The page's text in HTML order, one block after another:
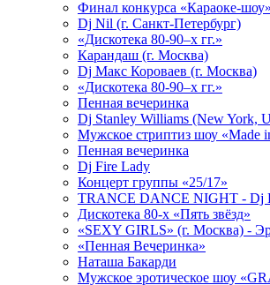
Финал конкурса «Караоке-шоу»
Dj Nil (г. Санкт-Петербург)
«Дискотека 80-90–х гг.»
Карандаш (г. Москва)
Dj Макс Короваев (г. Москва)
«Дискотека 80-90–х гг.»
Пенная вечеринка
Dj Stanley Williams (New York,
Мужское стриптиз шоу «Made
Пенная вечеринка
Dj Fire Lady
Концерт группы «25/17»
TRANCE DANCE NIGHT - Dj
Дискотека 80-х «Пять звёзд»
«SEXY GIRLS» (г. Москва) -
«Пенная Вечеринка»
Hаташа Бакарди
Мужское эротическое шоу